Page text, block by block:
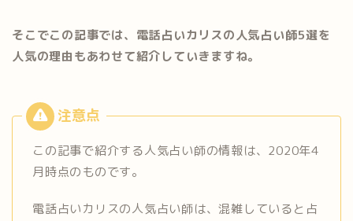
そこでこの記事では、電話占いカリスの人気占い師5選を
人気の理由もあわせて紹介していきますね。
この記事で紹介する人気占い師の情報は、2020年4
月時点のものです。
電話占いカリスの人気占い師は、混雑していると占